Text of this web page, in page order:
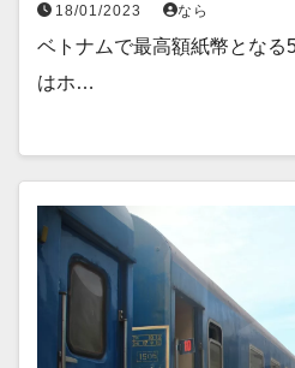
18/01/2023 なら
ベトナムで最高額紙幣となる
はホ…